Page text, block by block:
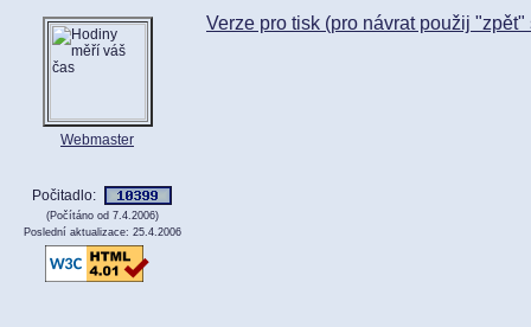
Webmaster
Počitadlo:
(Počítáno od 7.4.2006)
Poslední aktualizace: 25.4.2006
Verze pro tisk (pro návrat použij